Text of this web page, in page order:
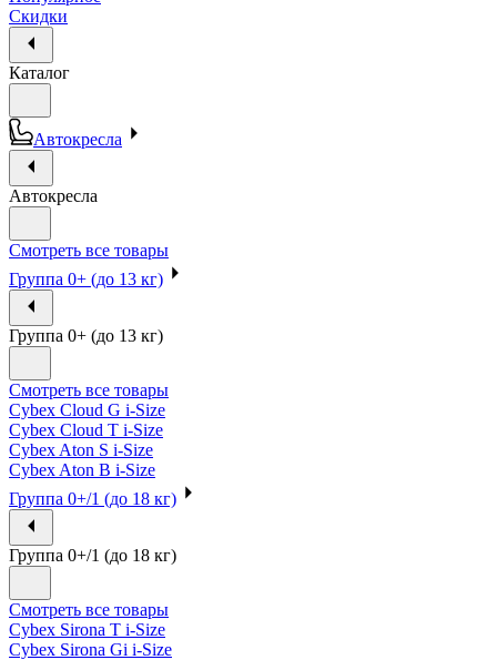
Скидки
Каталог
Автокресла
Автокресла
Смотреть все товары
Группа 0+ (до 13 кг)
Группа 0+ (до 13 кг)
Смотреть все товары
Cybex Cloud G i-Size
Cybex Cloud T i-Size
Cybex Aton S i-Size
Cybex Aton B i-Size
Группа 0+/1 (до 18 кг)
Группа 0+/1 (до 18 кг)
Смотреть все товары
Cybex Sirona T i-Size
Cybex Sirona Gi i-Size